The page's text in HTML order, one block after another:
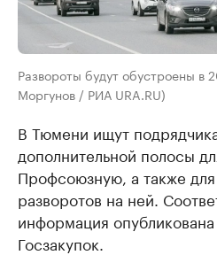
Развороты будут обустроены в
Моргунов / РИА URA.RU)
В Тюмени ищут
дополнительной полосы
Профсоюзную, а также
разворотов на ней.
информация
Госзакупок.